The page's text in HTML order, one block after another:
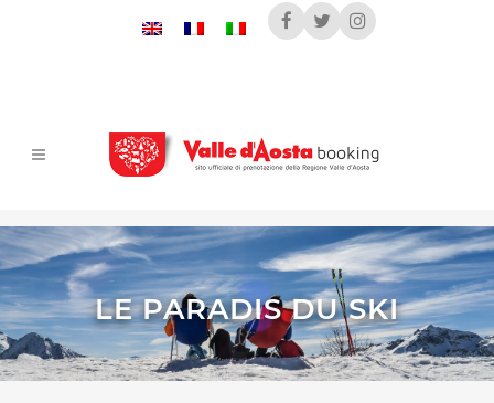
LE PARADIS DU SKI